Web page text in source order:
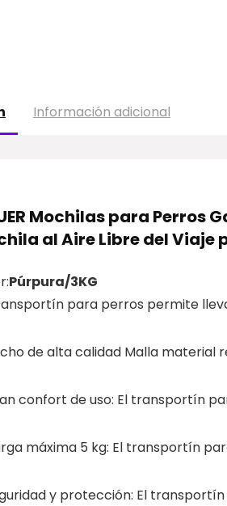
Información adicional
Mochilas para
al Aire Libre del Viaje
Púrpura/3KG
para perros permite
de alta calidad Malla material
confort de uso: El transportín
máxima 5 kg: El transportín
y protección: El